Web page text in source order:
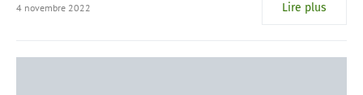
4 novembre 2022 Lire plus